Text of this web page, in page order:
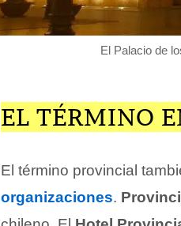
El Palacio de
EL TÉRMINO
El término provincial
organizaciones.